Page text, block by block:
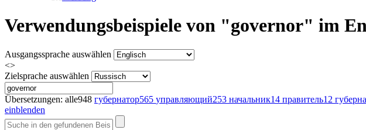
Verwendungsbeispiele von "governor" im
Ausgangssprache auswählen
<>
Zielsprache auswählen
Übersetzungen: alle948 губернатор565 управляющий253 начальник14 правитель12
einblenden